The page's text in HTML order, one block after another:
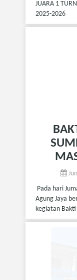
JUARA 1
2025-2026
Pada hari
Agung Jaya
kegiatan Bakti